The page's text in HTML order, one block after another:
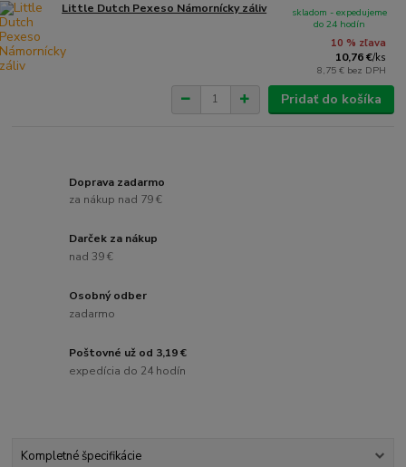
Little Dutch Pexeso Námornícky záliv
10 % zľava
10,76 €/ks
8,75 € bez DPH
skladom - expedujeme
do 24 hodín
Pridať do košíka
Doprava zadarmo
za nákup nad 79 €
Darček za nákup
nad 39 €
Osobný odber
zadarmo
Poštovné už od 3,19 €
expedícia do 24 hodín
Kompletné špecifikácie